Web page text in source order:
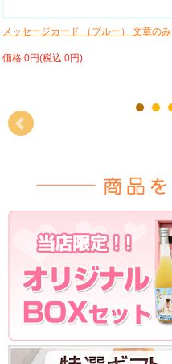
メッセージカード （ブルー） 文章のみ
価格:0円(税込 0円)